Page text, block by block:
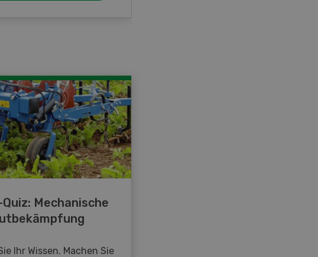
Mechanische
Ihr Wissen. Machen Sie